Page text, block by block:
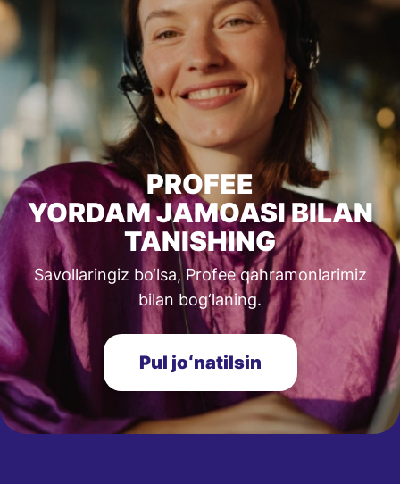
PROFEE
YORDAM JAMOASI BILAN
TANISHING
Savollaringiz bo‘lsa, Profee qahramonlarimiz
bilan bog‘laning.
Pul joʻnatilsin